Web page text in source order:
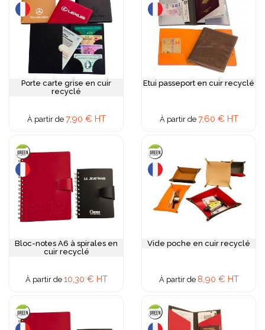
Porte carte grise en cuir
recyclé
À partir de 7,90 € HT
Etui passeport en cuir recyclé
À partir de 7,60 € HT
Bloc-notes A6 à spirales en
cuir recyclé
À partir de 10,30 € HT
Vide poche en cuir recyclé
À partir de 8,90 € HT